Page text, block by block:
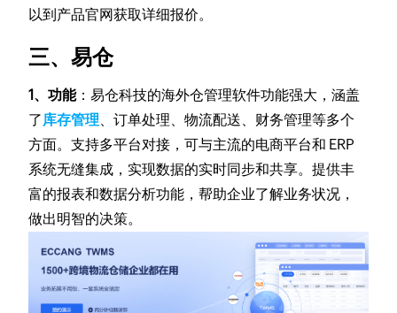
以到产品官网获取详细报价。
三、易仓
1、功能：易仓科技的海外仓管理软件功能强大，涵盖
了库存管理、订单处理、物流配送、财务管理等多个
方面。支持多平台对接，可与主流的电商平台和 ERP
系统无缝集成，实现数据的实时同步和共享。提供丰
富的报表和数据分析功能，帮助企业了解业务状况，
做出明智的决策。